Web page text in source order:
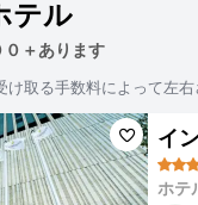
テル
＋あります
取る手数料によって左右
イ
ホテ